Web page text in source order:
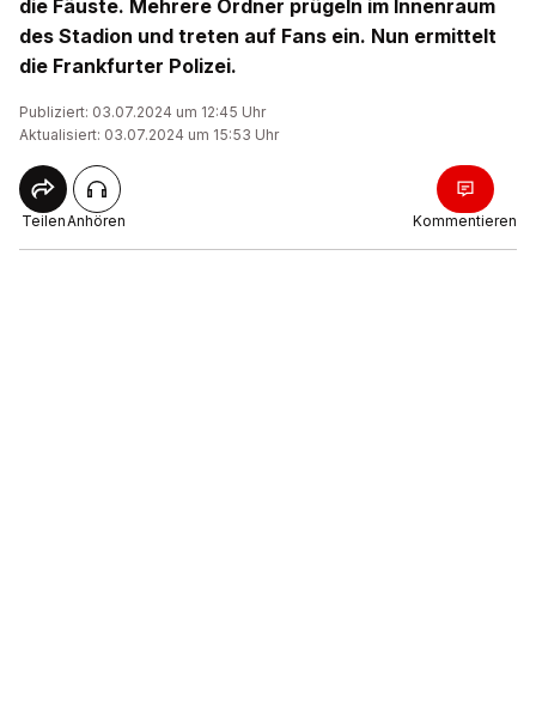
die Fäuste. Mehrere Ordner prügeln im Innenraum
des Stadion und treten auf Fans ein. Nun ermittelt
die Frankfurter Polizei.
Publiziert: 03.07.2024 um 12:45 Uhr
Aktualisiert: 03.07.2024 um 15:53 Uhr
TeilenAnhören Kommentieren